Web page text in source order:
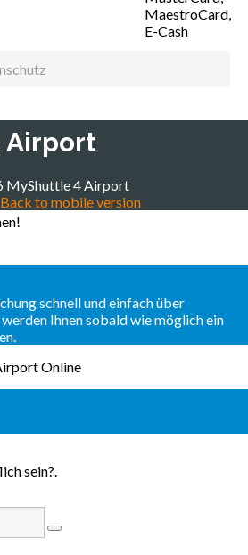
Airport
MyShuttle 4 Airport
Back to mobile version
schnell und einfach über
Ihnen sobald wie möglich ein
Online
sein?.